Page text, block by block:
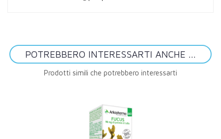
POTREBBERO INTERESSARTI ANCHE ...
Prodotti simili che potrebbero interessarti